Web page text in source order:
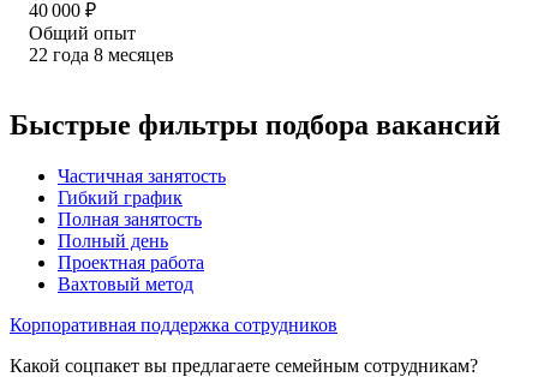
40 000 ₽
Общий опыт
22 года 8 месяцев
Быстрые фильтры подбора вакансий
Частичная занятость
Гибкий график
Полная занятость
Полный день
Проектная работа
Вахтовый метод
Корпоративная поддержка сотрудников
Какой соцпакет вы предлагаете семейным сотрудникам?